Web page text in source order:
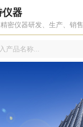
仪器
密仪器研发、生产、销售